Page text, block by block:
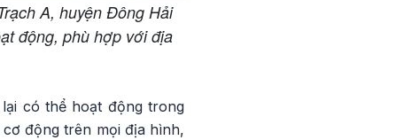
A, huyện Đông Hải
động, phù hợp với địa
có thể hoạt động trong
động trên mọi địa hình,